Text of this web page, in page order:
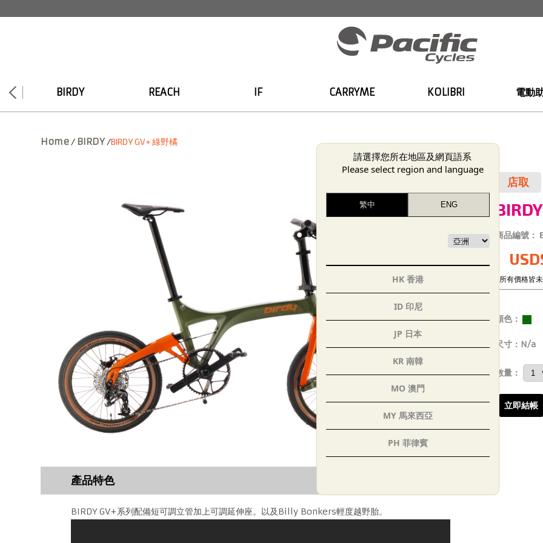
BIRDY REACH IF CARRYME KOLIBRI 電動
請選擇您所在地區及網頁語系
Please select region and language
HK 香港
ID 印尼
JP 日本
KR 南韓
MO 澳門
MY 馬來西亞
PH 菲律賓
TH 泰國
Home / BIRDY/BIRDY GV+ 綠野橘
店取
商品編號：
*所有價格皆
顏色：
尺寸： N/a
數量：
立即結帳
產品特色
BIRDY GV+系列配備短可調立管加上可調延伸座。以及Billy Bonkers輕度越野胎。